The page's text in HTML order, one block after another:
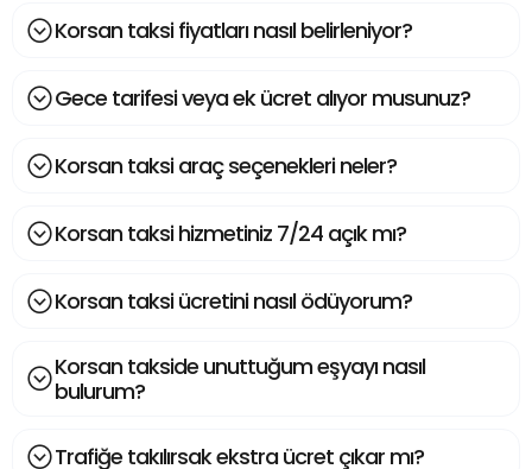
Korsan taksi fiyatları nasıl belirleniyor?
Gece tarifesi veya ek ücret alıyor musunuz?
Korsan taksi araç seçenekleri neler?
Korsan taksi hizmetiniz 7/24 açık mı?
Korsan taksi ücretini nasıl ödüyorum?
Korsan takside unuttuğum eşyayı nasıl
bulurum?
Trafiğe takılırsak ekstra ücret çıkar mı?